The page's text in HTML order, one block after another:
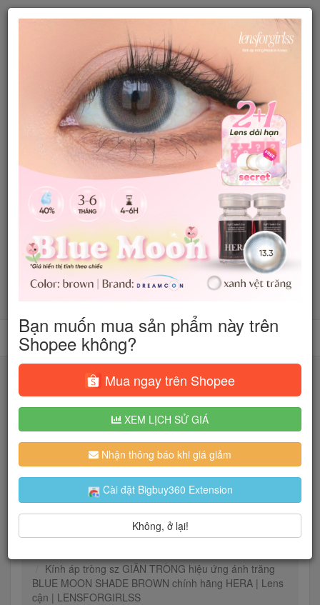
Tìm kiếm
Người dùng đang quan tâm đến 🔥...
Trang chủ Sức khỏe
Vật tư y tế
Kính áp tròng sz GIÃN TRÒNG hiệu ứng ánh trăng
BLUE MOON SHADE BROWN chính hãng HERA | Lens
cận | LENSFORGIRLSS
Bạn muốn mua sản phẩm này trên
Shopee không?
Mua ngay trên Shopee
XEM LỊCH SỬ GIÁ
Nhận thông báo khi giá giảm
Cài đặt Bigbuy360 Extension
Không, ở lại!